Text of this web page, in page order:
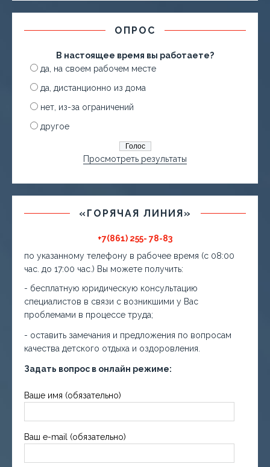
ОПРОС
В настоящее время вы работаете?
да, на своем рабочем месте
да, дистанционно из дома
нет, из-за ограничений
другое
Просмотреть результаты
«ГОРЯЧАЯ ЛИНИЯ»
+7(861) 255- 78-83
по указанному телефону в рабочее время (с 08:00
час. до 17:00 час.) Вы можете получить:
- бесплатную юридическую консультацию
специалистов в связи с возникшими у Вас
проблемами в процессе труда;
- оставить замечания и предложения по вопросам
качества детского отдыха и оздоровления.
Задать вопрос в онлайн режиме:
Ваше имя (обязательно)
Ваш e-mail (обязательно)